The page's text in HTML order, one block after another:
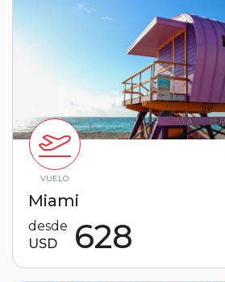
VUELO
Miami
desde
USD
628